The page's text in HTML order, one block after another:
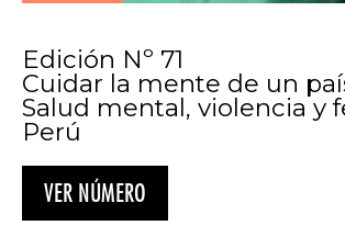
Edición Nº 71
Cuidar la mente de un
Salud mental, violencia y
Perú
VER NÚMERO